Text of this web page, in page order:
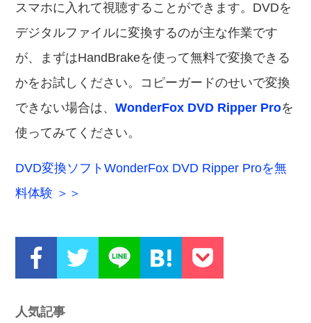
スマホに入れて視聴することができます。DVDを
デジタルファイルに変換するのが主な作業です
が、まずはHandBrakeを使って無料で変換できる
かをお試しください。コピーガードのせいで変換
できない場合は、WonderFox DVD Ripper Proを
使ってみてください。
DVD変換ソフトWonderFox DVD Ripper Proを無
料体験 ＞＞
人気記事